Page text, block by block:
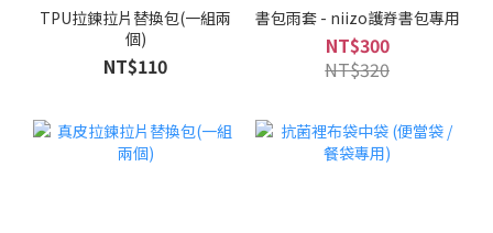
TPU拉鍊拉片替換包(一組兩
個)
NT$110
書包雨套 - niizo護脊書包專用
NT$300
NT$320